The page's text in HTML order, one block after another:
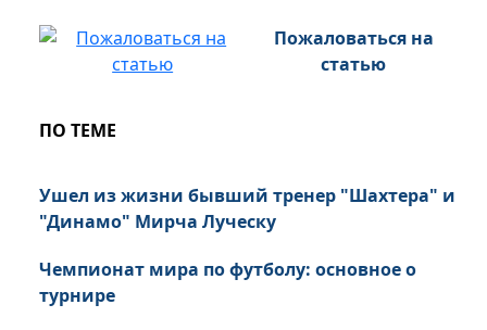
Пожаловаться на
статью
ПО ТЕМЕ
Ушел из жизни бывший тренер "Шахтера" и
"Динамо" Мирча Луческу
Чемпионат мира по футболу: основное о
турнире